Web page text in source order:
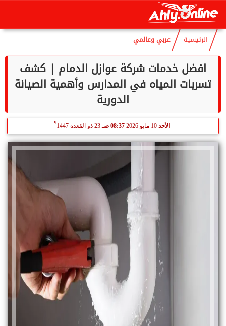
الأحد
الرئيسية عربي وعالمي
افضل خدمات شركة عوازل الدمام | كشف
تسربات المياه في المدارس وأهمية الصيانة
الدورية
الأحد 10 مايو 2026 08:37 صـ 23 ذو القعدة 1447
هـ